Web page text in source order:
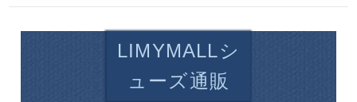
LIMYMALLシ
ューズ通販